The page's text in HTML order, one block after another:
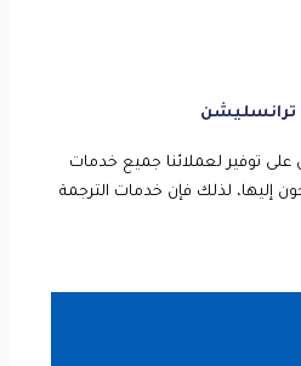
ترانسليشن
توفير لعملائنا جميع خدمات
إليها، لذلك فإن خدمات الترجمة